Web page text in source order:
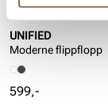
UNIFIED
Moderne flippflopp
Pris
599,-